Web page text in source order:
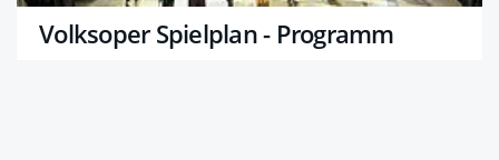
Volksoper Spielplan - Programm